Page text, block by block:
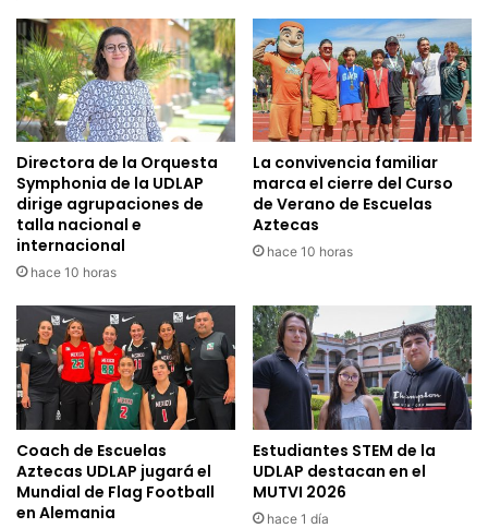
Directora de la Orquesta
Symphonia de la UDLAP
dirige agrupaciones de
talla nacional e
internacional
hace 10 horas
La convivencia familiar
marca el cierre del Curso
de Verano de Escuelas
Aztecas
hace 10 horas
Coach de Escuelas
Aztecas UDLAP jugará el
Mundial de Flag Football
en Alemania
Estudiantes STEM de la
UDLAP destacan en el
MUTVI 2026
hace 1 día